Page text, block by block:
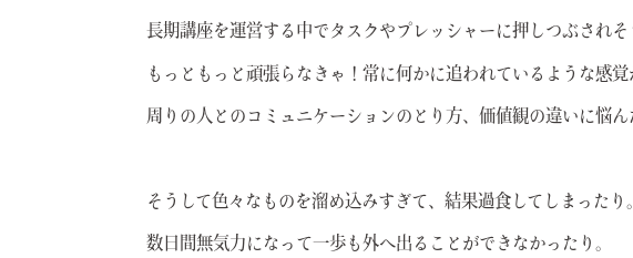
長期講座を運営する中でタスクやプレッシャーに押しつぶされそ
もっともっと頑張らなきゃ！常に何かに追われているような感覚
周りの人とのコミュニケーションのとり方、価値観の違いに悩ん
そうして色々なものを溜め込みすぎて、結果過食してしまったり。
数日間無気力になって一歩も外へ出ることができなかったり。